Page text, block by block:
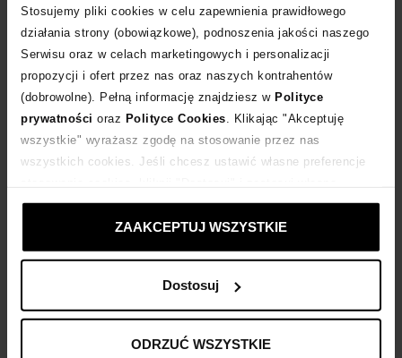
Stosujemy pliki cookies w celu zapewnienia prawidłowego
działania strony (obowiązkowe), podnoszenia jakości naszego
Serwisu oraz w celach marketingowych i personalizacji
propozycji i ofert przez nas oraz naszych kontrahentów
(dobrowolne). Pełną informację znajdziesz w Polityce
prywatności oraz Polityce Cookies . Klikając "Akceptuję
wszystkie" wyrażasz zgodę na stosowanie przez nas
wszystkich cookies. Jeśli chcesz ustawić własne preferencje
ustawienia prywatności.
ZAAKCEPTUJ WSZYSTKIE
Dostosuj
ODRZUĆ WSZYSTKIE
DODAJ DO KOSZYKA
Dostawa od 0 zł
14 dni na zwrot towaru
+840 punktów zyskujesz w Klubie Korzyści Sprawdź
Kup teraz, Zapłać później!
Opis produktu